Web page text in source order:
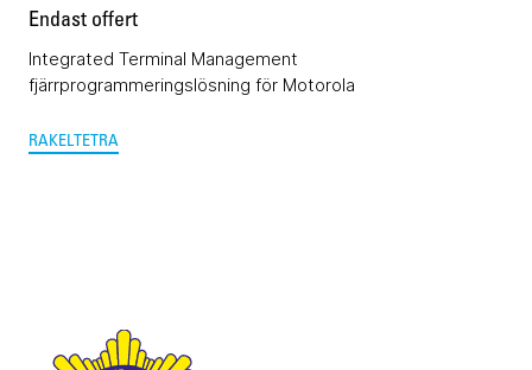
Endast offert
Integrated Terminal Management
fjärrprogrammeringslösning för Motorola
RAKELTETRA